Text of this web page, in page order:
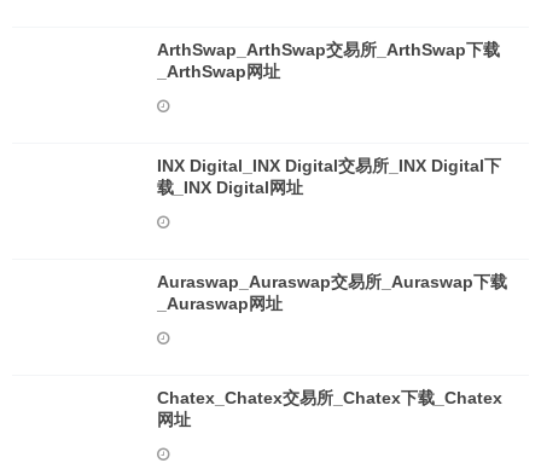
ArthSwap_ArthSwap交易所_ArthSwap下载
_ArthSwap网址
INX Digital_INX Digital交易所_INX Digital下
载_INX Digital网址
Auraswap_Auraswap交易所_Auraswap下载
_Auraswap网址
Chatex_Chatex交易所_Chatex下载_Chatex
网址